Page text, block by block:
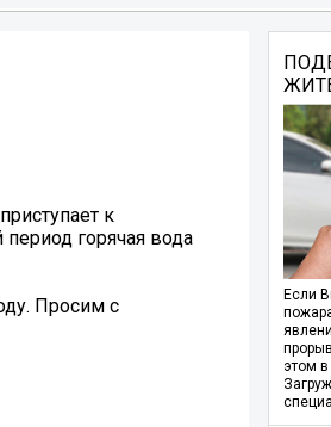
к
горячая вода
Просим с
Если
этом